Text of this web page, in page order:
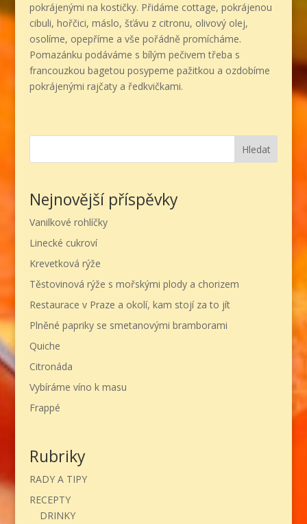
pokrájenými na kostičky. Přidáme cottage, pokrájenou
cibuli, hořčici, máslo, šťávu z citronu, olivový olej,
osolíme, opepříme a vše pořádně promícháme.
Pomazánku podáváme s bílým pečivem třeba s
francouzkou bagetou posypeme pažitkou a ozdobíme
pokrájenými rajčaty a ředkvičkami.
Hledat
Nejnovější příspěvky
Vanilkové rohlíčky
Linecké cukroví
Krevetková rýže
Těstovinová rýže s mořskými plody a chorizem
Restaurace v Praze a okolí, kam stojí za to jít
Plněné papriky se smetanovými bramborami
Quiche
Citronáda
Vybíráme víno k masu
Frappé
Rubriky
RADY A TIPY
RECEPTY
DRINKY